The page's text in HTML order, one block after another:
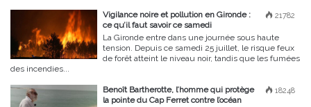
21782
Vigilance noire et pollution en Gironde :
ce qu’il faut savoir ce samedi
La Gironde entre dans une journée sous haute
tension. Depuis ce samedi 25 juillet, le risque feux
de forêt atteint le niveau noir, tandis que les fumées
des incendies...
18248
Benoît Bartherotte, l’homme qui protège
la pointe du Cap Ferret contre l’océan